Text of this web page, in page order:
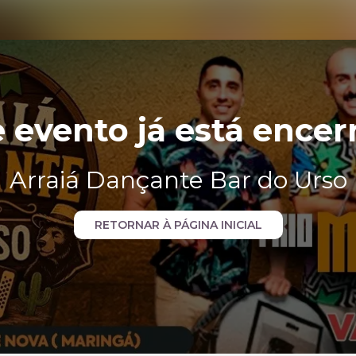
evento já está
Arraiá Dançante Bar do Urso
RETORNAR À PÁGINA INICIAL